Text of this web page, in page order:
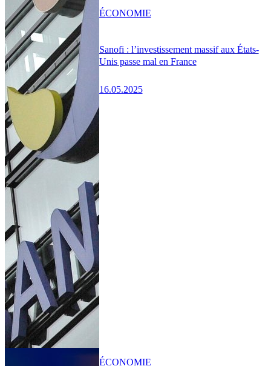
Sanofi : l’investissement massif aux États-
Unis passe mal en France
16.05.2025
ÉCONOMIE
ÉCONOMIE